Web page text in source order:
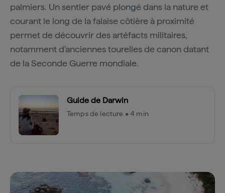
palmiers. Un sentier pavé plongé dans la nature et
courant le long de la falaise côtière à proximité
permet de découvrir des artéfacts militaires,
notamment d'anciennes tourelles de canon datant
de la Seconde Guerre mondiale.
Guide de Darwin
Temps de lecture • 4 min